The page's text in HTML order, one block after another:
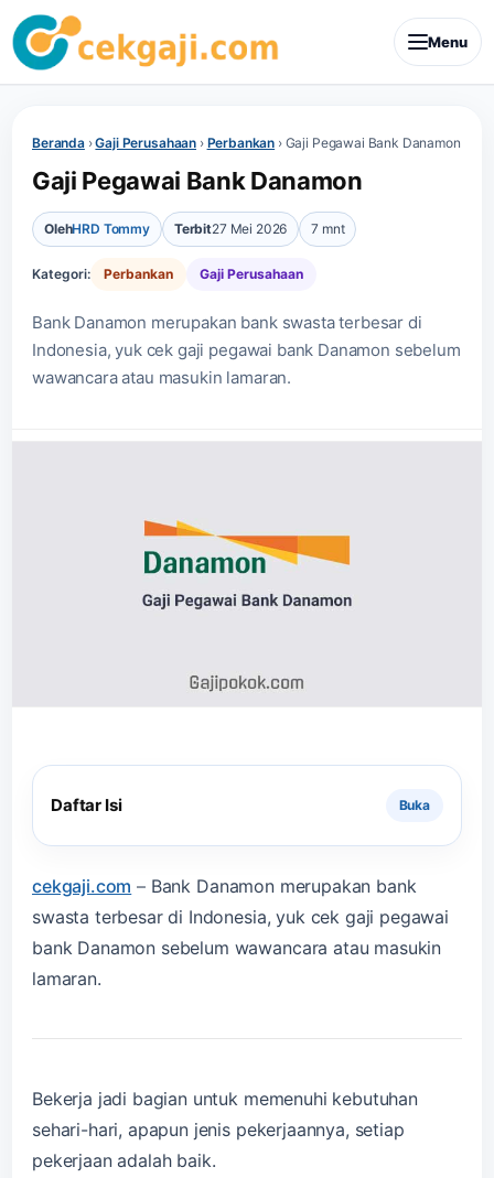
Menu
Beranda›Gaji Perusahaan › Perbankan › Gaji Pegawai Bank Danamon
Gaji Pegawai Bank Danamon
OlehHRD Tommy Terbit27 Mei 2026 7 mnt
Kategori: Perbankan Gaji Perusahaan
Bank Danamon merupakan bank swasta terbesar di
Indonesia, yuk cek gaji pegawai bank Danamon sebelum
wawancara atau masukin lamaran.
Daftar Isi
cekgaji.com – Bank Danamon merupakan bank
swasta terbesar di Indonesia, yuk cek gaji pegawai
bank Danamon sebelum wawancara atau masukin
lamaran.
Bekerja jadi bagian untuk memenuhi kebutuhan
sehari-hari, apapun jenis pekerjaannya, setiap
pekerjaan adalah baik.